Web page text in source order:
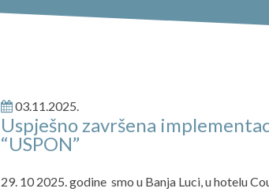
03.11.2025.
Uspješno završena
“USPON”
29. 10 2025. godine smo u Banja Luci, u hotelu